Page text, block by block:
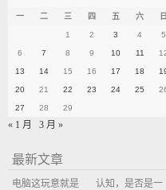
一 二 三 四 五 六 日
1 2 3 4 5
6 7 8 9 10 11
13 14 15 16 17 18
20 21 22 23 24 25
27 28 29
« 1 月 3 月 »
最新文章
电脑这玩意就是
认知，是否是一